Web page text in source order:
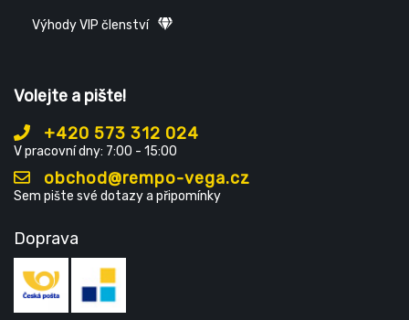
Výhody VIP členství
Volejte a pište!
+420 573 312 024
V pracovní dny: 7:00 - 15:00
obchod@rempo-vega.cz
Sem pište své dotazy a připomínky
Doprava